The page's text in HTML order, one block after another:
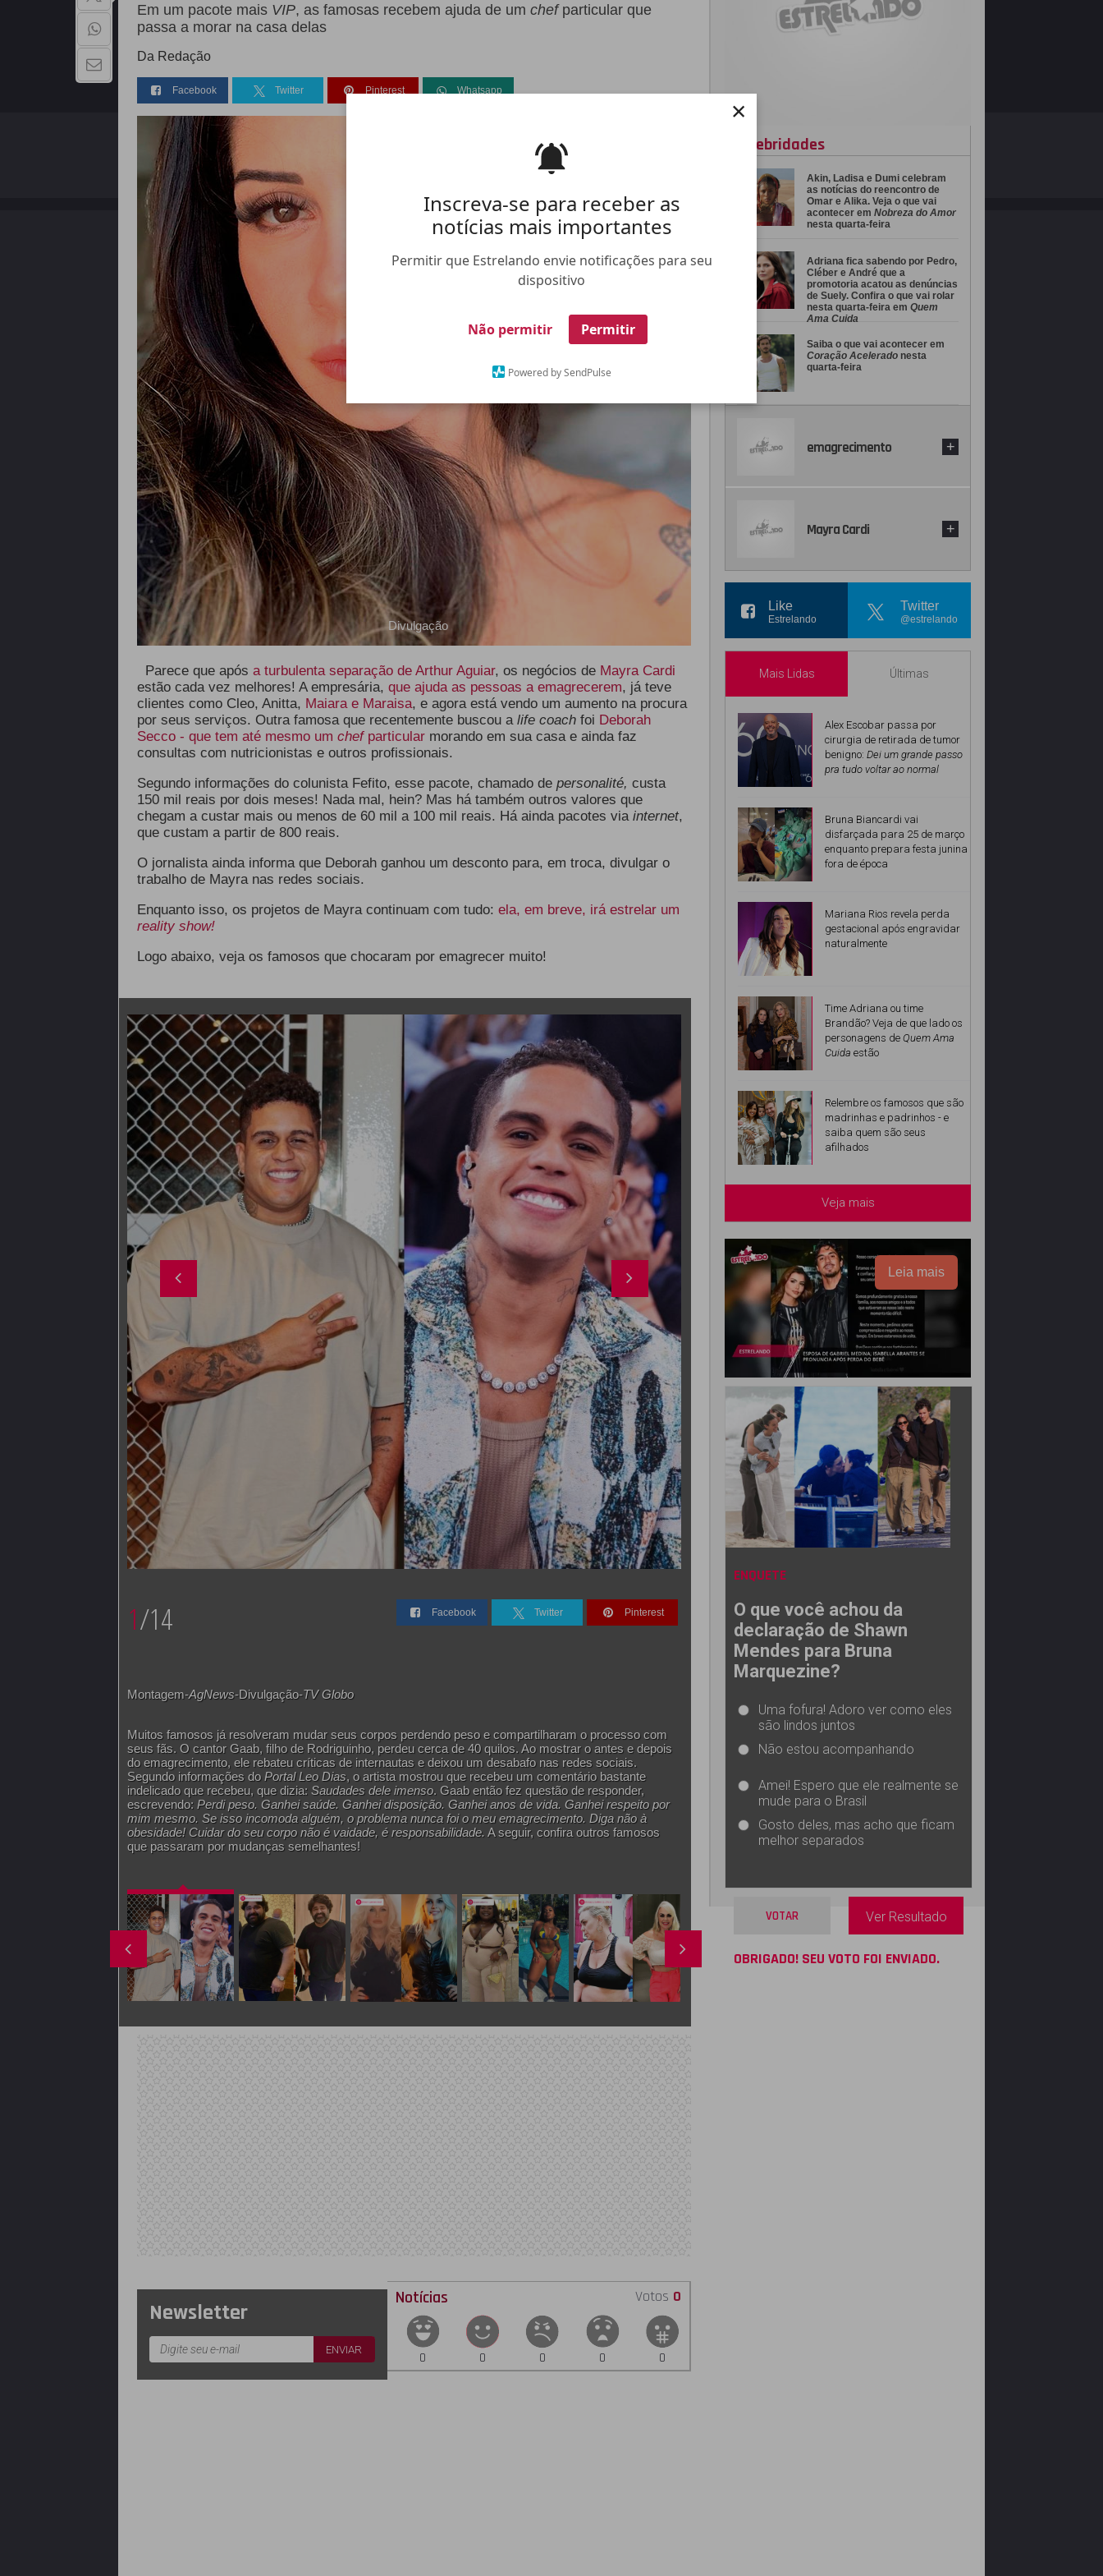
Inscreva-se para receber as
notícias mais importantes
Permitir que Estrelando envie notificações para seu
dispositivo
Não permitir Permitir
Powered by SendPulse
×
Em um pacote mais VIP, as famosas recebem ajuda de um chefparticular que
passa a morar na casa delas
Da Redação
Facebook Twitter Pinterest Whatsapp
Divulgação
Parece que após a turbulenta separação de Arthur Aguiar, os negócios de Mayra Cardi
estão cada vez melhores! A empresária, que ajuda as pessoas a emagrecerem, já teve
clientes como Cleo, Anitta, Maiara e Maraisa, e agora está vendo um aumento na procura
por seus serviços. Outra famosa que recentemente buscou a life coachfoi Deborah
Secco - que tem até mesmo um chef particularmorando em sua casa e ainda faz
consultas com nutricionistas e outros profissionais.
Segundo informações do colunista Fefito, esse pacote, chamado depersonalité, custa
150 mil reais por dois meses! Nada mal, hein? Mas há também outros valores que
chegam a custar mais ou menos de 60 mil a 100 mil reais. Há ainda pacotes via internet,
que custam a partir de 800 reais.
O jornalista ainda informa que Deborah ganhou um desconto para, em troca, divulgar o
trabalho de Mayra nas redes sociais.
Enquanto isso, os projetos de Mayra continuam com tudo: ela, em breve, irá estrelar um
reality show!
Logo abaixo, veja os famosos que chocaram por emagrecer muito!
1/14 Facebook Twitter Pinterest
Montagem-AgNews-Divulgação-TV Globo
Muitos famosos já resolveram mudar seus corpos perdendo peso e compartilharam o processo com
seus fãs. O cantor Gaab, filho de Rodriguinho, perdeu cerca de 40 quilos. Ao mostrar o antes e depois
do emagrecimento, ele rebateu críticas de internautas e deixou um desabafo nas redes sociais.
Segundo informações doPortal Leo Dias, o artista mostrou que recebeu um comentário bastante
indelicado que recebeu, que dizia: Saudades dele imenso. Gaab então fez questão de responder,
escrevendo: Perdi peso. Ganhei saúde. Ganhei disposição. Ganhei anos de vida. Ganhei respeito por
mim mesmo. Se isso incomoda alguém, o problema nunca foi o meu emagrecimento. Diga não à
obesidade! Cuidar do seu corpo não é vaidade, é responsabilidade. A seguir, confira outros famosos
que passaram por mudanças semelhantes!
Newsletter
Notícias Votos 0
0 0 0 0 0
celebridades
Akin, Ladisa e Dumi celebram
as notícias do reencontro de
Omar e Alika. Veja o que vai
acontecer em Nobreza do Amor
nesta quarta-feira
Adriana fica sabendo por Pedro,
Cléber e André que a
promotoria acatou as denúncias
de Suely. Confira o que vai rolar
nesta quarta-feira em Quem
Ama Cuida
Saiba o que vai acontecer em
Coração Acelerado nesta
quarta-feira
emagrecimento +
Mayra Cardi +
Like
Estrelando
Twitter
@estrelando
Mais Lidas Últimas
Alex Escobar passa por
cirurgia de retirada de tumor
benigno: Dei um grande passo
pra tudo voltar ao normal
Bruna Biancardi vai
disfarçada para 25 de março
enquanto prepara festa junina
fora de época
Mariana Rios revela perda
gestacional após engravidar
naturalmente
Time Adriana ou time
Brandão? Veja de que lado os
personagens de Quem Ama
Cuida estão
Relembre os famosos que são
madrinhas e padrinhos - e
saiba quem são seus
afilhados
Veja mais
Leia mais
ENQUETE
O que você achou da
declaração de Shawn
Mendes para Bruna
Marquezine?
Uma fofura! Adoro ver como eles
são lindos juntos
Não estou acompanhando
Amei! Espero que ele realmente se
mude para o Brasil
Gosto deles, mas acho que ficam
melhor separados
VOTAR Ver Resultado
OBRIGADO! SEU VOTO FOI ENVIADO.
TRABALHE NO ESTRELANDO
Copyright - 2026 | Todos os direitos reservados Desenvolvido por